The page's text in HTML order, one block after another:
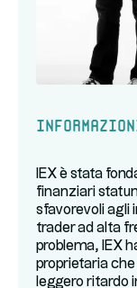
IEX è stata
finanziari
sfavorevoli agli
trader ad alta
problema, IEX
proprietaria
leggero ritardo